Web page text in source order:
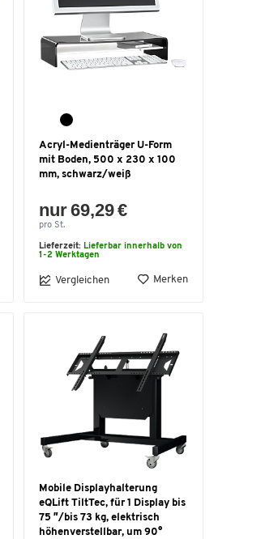
Acryl-Medienträger U-Form
mit Boden, 500 x 230 x 100
mm, schwarz/weiß
nur 69,29 €
pro St.
Lieferzeit: Lieferbar innerhalb von
1-2 Werktagen
Vergleichen Merken
Mobile Displayhalterung
eQLift TiltTec, für 1 Display bis
75 ″/bis 73 kg, elektrisch
höhenverstellbar, um 90°